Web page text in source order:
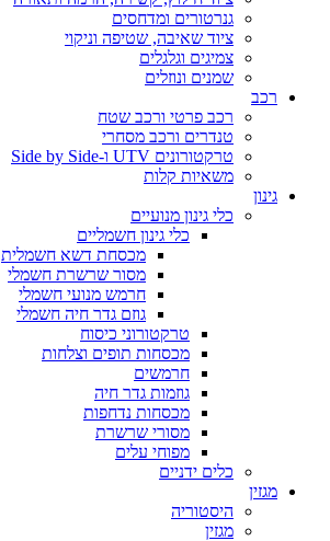
גנרטורים ומדחסים
ציוד שאיבה, שטיפה וניקוי
צמיגים וגלגלים
שמנים ונוזלים
רכב
רכב פרטי ורכב שטח
טנדרים ורכב מסחרי
טרקטורונים UTV ו-Side by Side
משאיות קלות
גינון
כלי גינון מנועיים
כלי גינון חשמליים
מכסחת דשא חשמלית
מסור שרשרת חשמלי
חרמש מנועי חשמלי
גוזם גדר חיה חשמלי
טרקטורוני כיסוח
מכסחות תופים וצלחות
חרמשים
גוזמות גדר חיה
מכסחות נדחפות
מסורי שרשרת
מפוחי עלים
כלים ידניים
מגזין
היסטוריה
מגזין